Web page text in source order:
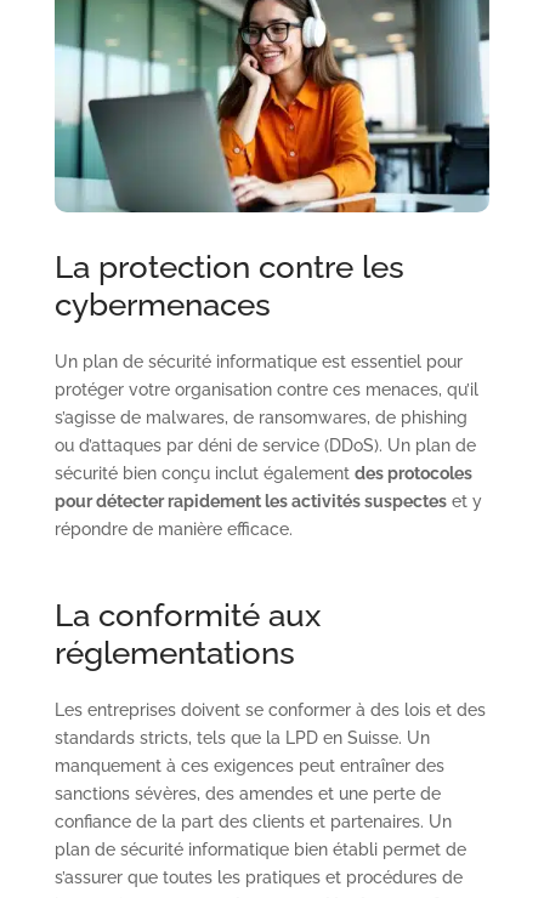
La protection contre les
cybermenaces
Un plan de sécurité informatique est essentiel pour
protéger votre organisation contre ces menaces, qu’il
s’agisse de malwares, de ransomwares, de phishing
ou d’attaques par déni de service (DDoS). Un plan de
sécurité bien conçu inclut également des protocoles
pour détecter rapidement les activités suspecteset y
répondre de manière efficace.
La conformité aux
réglementations
Les entreprises doivent se conformer à des lois et des
standards stricts, tels que la LPD en Suisse. Un
manquement à ces exigences peut entraîner des
sanctions sévères, des amendes et une perte de
confiance de la part des clients et partenaires. Un
plan de sécurité informatique bien établi permet de
s’assurer que toutes les pratiques et procédures de